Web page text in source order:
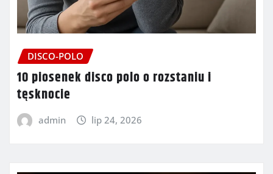
DISCO-POLO
10 piosenek disco polo o rozstaniu i
tęsknocie
admin lip 24, 2026